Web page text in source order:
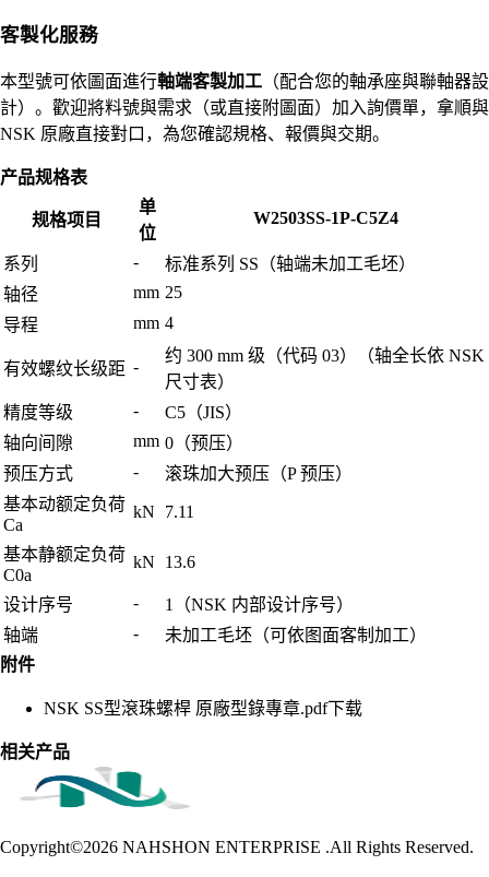
客製化服務
本型號可依圖面進行軸端客製加工 （配合您的軸承座與聯軸器設
計）。歡迎將料號與需求（或直接附圖面）加入詢價單，拿順與
NSK 原廠直接對口，為您確認規格、報價與交期。
产品规格表
规格项目
单
位
W2503SS-1P-C5Z4
系列 -
标准系列 SS（轴端未加工毛坯）
轴径
mm 25
导程
mm 4
有效螺纹长级距 -
约 300 mm 级（代码 03）（轴全长依 NSK
尺寸表）
精度等级
-
C5（JIS）
轴向间隙
mm 0（预压）
预压方式
-
滚珠加大预压（P 预压）
基本动额定负荷
Ca
kN 7.11
基本静额定负荷
C0a
kN 13.6
设计序号 -
1（NSK 内部设计序号）
轴端
-
未加工毛坯（可依图面客制加工）
附件
NSK SS型滾珠螺桿 原廠型錄專章.pdf下载
相关产品
Copyright©2026 NAHSHON ENTERPRISE .All Rights Reserved.